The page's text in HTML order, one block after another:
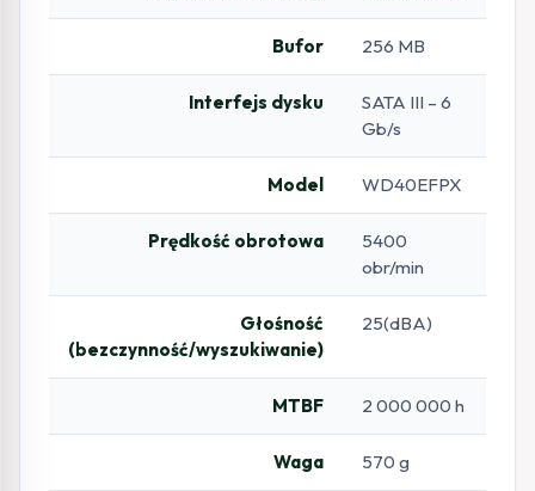
Bufor 256 MB
Interfejs dysku
SATA III – 6
Gb/s
Model WD40EFPX
Prędkość obrotowa
5400
obr/min
Głośność
(bezczynność/wyszukiwanie)
25(dBA)
MTBF 2 000 000 h
Waga 570 g